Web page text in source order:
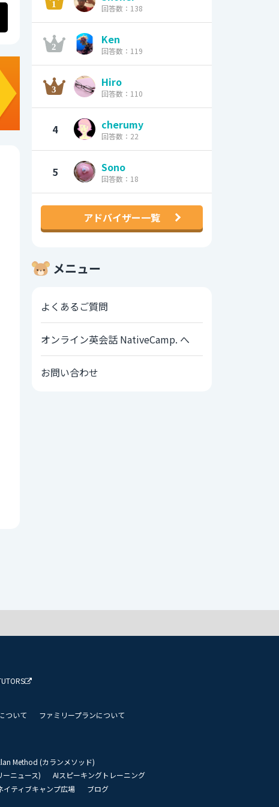
回答数：138
Ken
回答数：119
Hiro
回答数：110
4 cherumy
回答数：22
5 Sono
回答数：18
アドバイザー一覧
メニュー
よくあるご質問
オンライン英会話 NativeCamp. へ
お問い合わせ
ついて
ファミリープランについて
Method (カランメソッド)
ーニュース)
AIスピーキングトレーニング
イティブキャンプ広場
ブログ